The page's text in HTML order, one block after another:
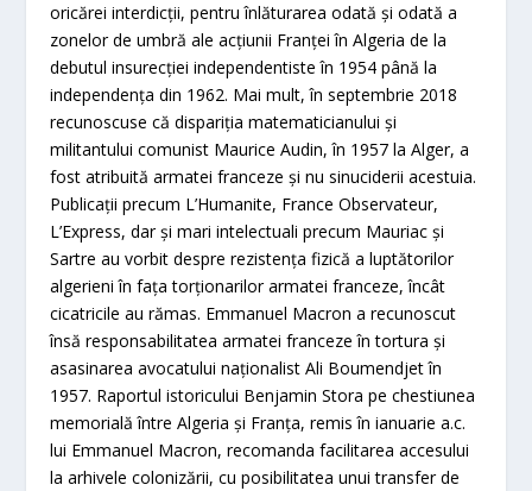
oricărei interdicţii, pentru înlăturarea odată şi odată a
zonelor de umbră ale acţiunii Franţei în Algeria de la
debutul insurecţiei independentiste în 1954 până la
independenţa din 1962. Mai mult, în septembrie 2018
recunoscuse că dispariţia matematicianului şi
militantului comunist Maurice Audin, în 1957 la Alger, a
fost atribuită armatei franceze şi nu sinuciderii acestuia.
Publicaţii precum L’Humanite, France Observateur,
L’Express, dar şi mari intelectuali precum Mauriac şi
Sartre au vorbit despre rezistenţa fizică a luptătorilor
algerieni în faţa torţionarilor armatei franceze, încât
cicatricile au rămas. Emmanuel Macron a recunoscut
însă responsabilitatea armatei franceze în tortura şi
asasinarea avocatului naţionalist Ali Boumendjet în
1957. Raportul istoricului Benjamin Stora pe chestiunea
memorială între Algeria şi Franţa, remis în ianuarie a.c.
lui Emmanuel Macron, recomanda facilitarea accesului
la arhivele colonizării, cu posibilitatea unui transfer de